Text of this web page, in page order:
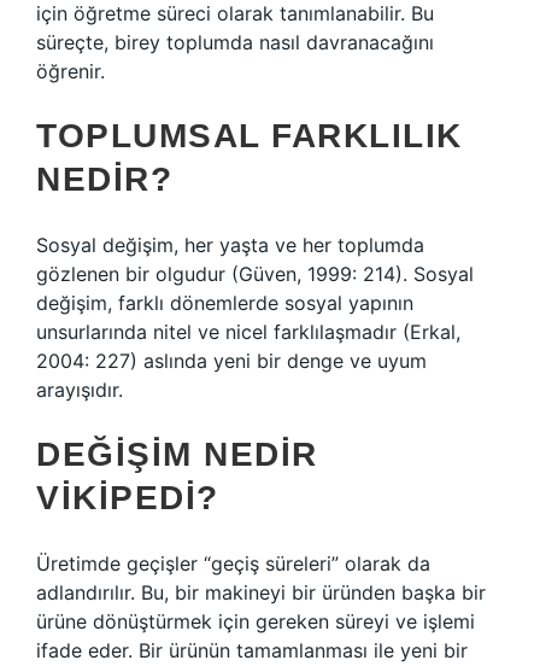
için öğretme süreci olarak tanımlanabilir. Bu
süreçte, birey toplumda nasıl davranacağını
öğrenir.
TOPLUMSAL FARKLILIK
NEDIR?
Sosyal değişim, her yaşta ve her toplumda
gözlenen bir olgudur (Güven, 1999: 214). Sosyal
değişim, farklı dönemlerde sosyal yapının
unsurlarında nitel ve nicel farklılaşmadır (Erkal,
2004: 227) aslında yeni bir denge ve uyum
arayışıdır.
DEĞIŞIM NEDIR
VIKIPEDI?
Üretimde geçişler “geçiş süreleri” olarak da
adlandırılır. Bu, bir makineyi bir üründen başka bir
ürüne dönüştürmek için gereken süreyi ve işlemi
ifade eder. Bir ürünün tamamlanması ile yeni bir